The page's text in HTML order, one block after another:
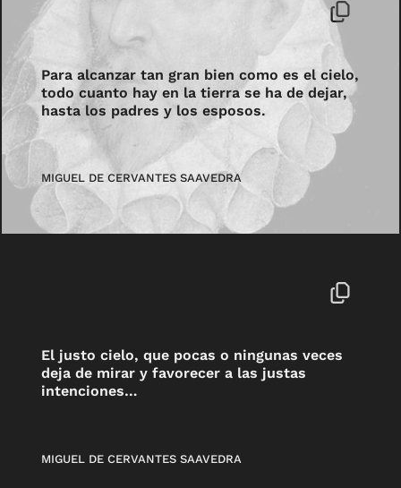
Para alcanzar tan gran bien como es el cielo,
todo cuanto hay en la tierra se ha de dejar,
hasta los padres y los esposos.
MIGUEL DE CERVANTES SAAVEDRA
El justo cielo, que pocas o ningunas veces
deja de mirar y favorecer a las justas
intenciones…
MIGUEL DE CERVANTES SAAVEDRA